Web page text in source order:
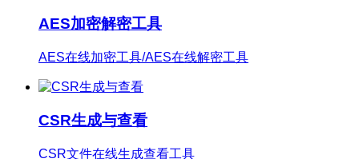
AES加密解密工具
AES在线加密工具/AES在线解密工具
CSR生成与查看
CSR文件在线生成查看工具